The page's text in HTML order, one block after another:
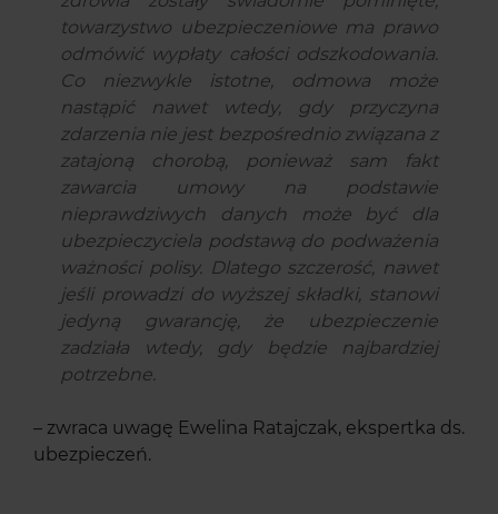
towarzystwo ubezpieczeniowe ma prawo
odmówić wypłaty całości odszkodowania.
Co niezwykle istotne, odmowa może
nastąpić nawet wtedy, gdy przyczyna
zdarzenia nie jest bezpośrednio związana z
zatajoną chorobą, ponieważ sam fakt
zawarcia umowy na podstawie
nieprawdziwych danych może być dla
ubezpieczyciela podstawą do podważenia
ważności polisy. Dlatego szczerość, nawet
jeśli prowadzi do wyższej składki, stanowi
jedyną gwarancję, że ubezpieczenie
zadziała wtedy, gdy będzie najbardziej
potrzebne.
– zwraca uwagę Ewelina Ratajczak, ekspertka ds.
ubezpieczeń.